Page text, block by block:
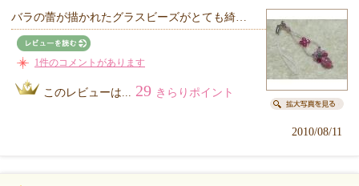
バラの蕾が描かれたグラスビーズがとても綺…
1件のコメントがあります
このレビューは... 29 きらりポイント
2010/08/11